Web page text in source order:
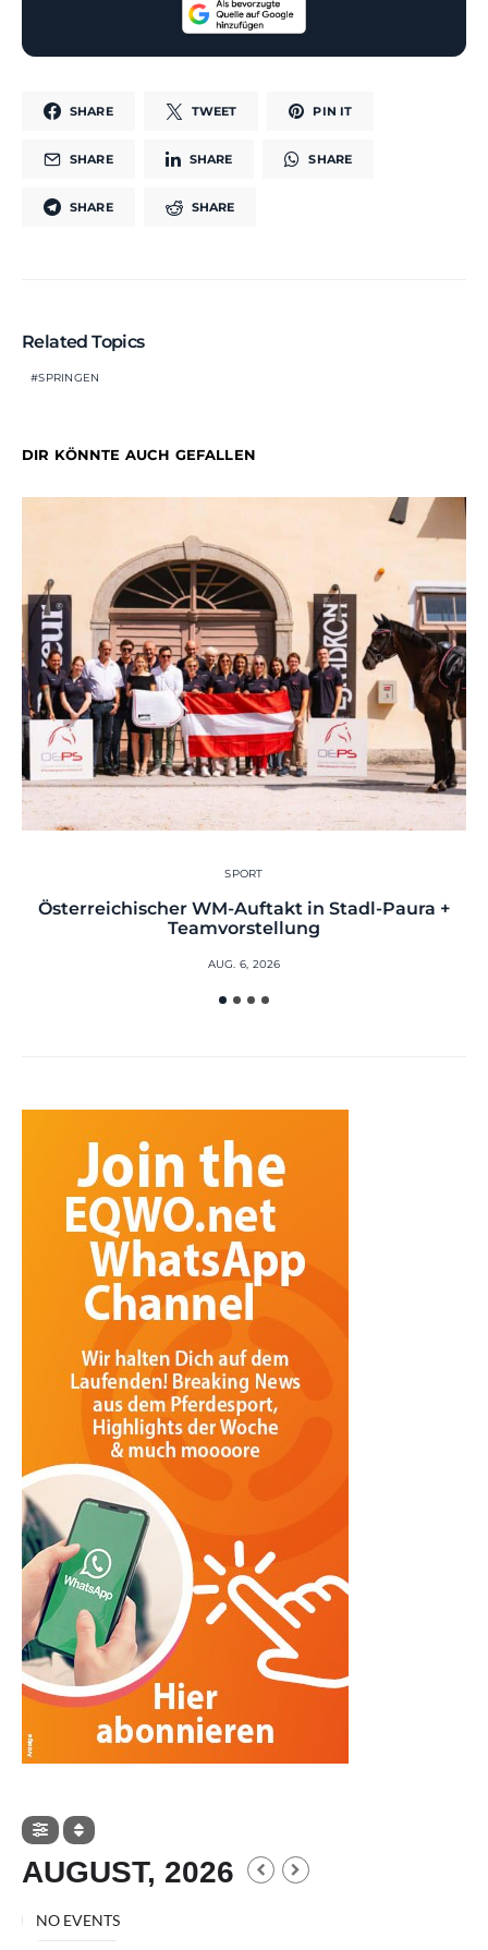
SHARE TWEET PIN IT
SHARE SHARE SHARE
SHARE SHARE
Related Topics
SPRINGEN
DIR KÖNNTE AUCH GEFALLEN
SPORT
Österreichischer WM-Auftakt in Stadl-Paura +
Teamvorstellung
AUG. 6, 2026
AUGUST, 2026
NO EVENTS